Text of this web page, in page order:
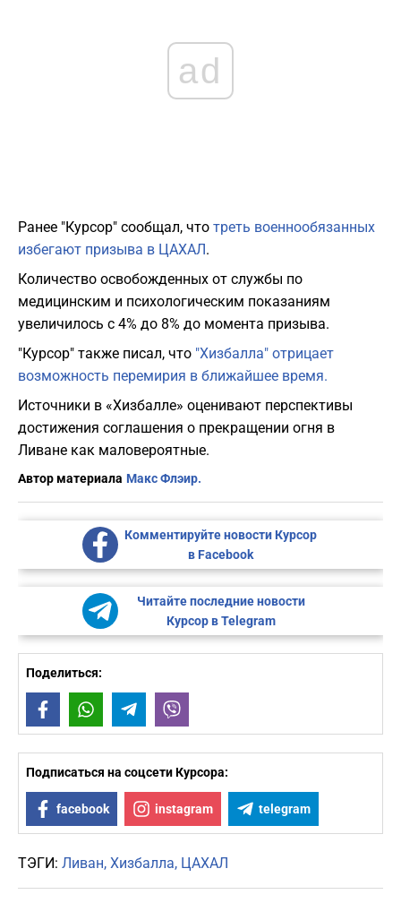
ad
Ранее "Курсор" сообщал, что треть военнообязанных
избегают призыва в ЦАХАЛ.
Количество освобожденных от службы по
медицинским и психологическим показаниям
увеличилось с 4% до 8% до момента призыва.
"Курсор" также писал, что "Хизбалла" отрицает
возможность перемирия в ближайшее время.
Источники в «Хизбалле» оценивают перспективы
достижения соглашения о прекращении огня в
Ливане как маловероятные.
Автор материала Макс Флэир.
Комментируйте новости Курсор
в Facebook
Читайте последние новости
Курсор в Telegram
Поделиться:
FacebookWhatsAppTelegram
Подписаться на соцсети Курсора:
facebook instagram telegram
ТЭГИ: Ливан Хизбалла ЦАХАЛ